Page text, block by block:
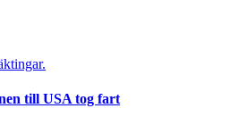
till USA tog fart